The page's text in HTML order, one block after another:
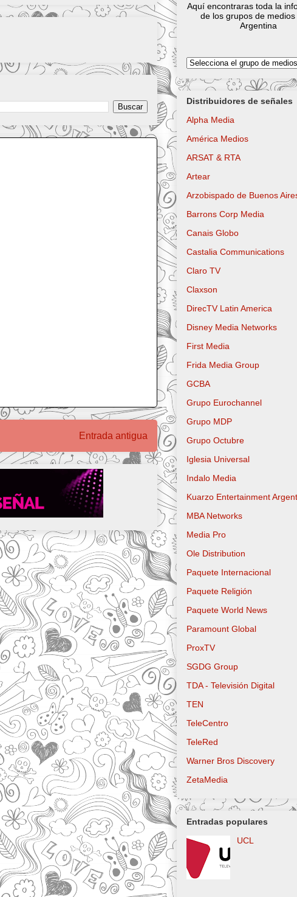
Entrada antigua
Aquí encontraras toda la
de los grupos de medios
Argentina
Distribuidores de señales
Alpha Media
América Medios
ARSAT & RTA
Artear
Arzobispado de Buenos
Barrons Corp Media
Canais Globo
Castalia Communications
Claro TV
Claxson
DirecTV Latin America
Disney Media Networks
First Media
Frida Media Group
GCBA
Grupo Eurochannel
Grupo MDP
Grupo Octubre
Iglesia Universal
Indalo Media
Kuarzo Entertainment
MBA Networks
Media Pro
Ole Distribution
Paquete Internacional
Paquete Religión
Paquete World News
Paramount Global
ProxTV
SGDG Group
TDA - Televisión Digital
TEN
TeleCentro
TeleRed
Warner Bros Discovery
ZetaMedia
Entradas populares
UCL